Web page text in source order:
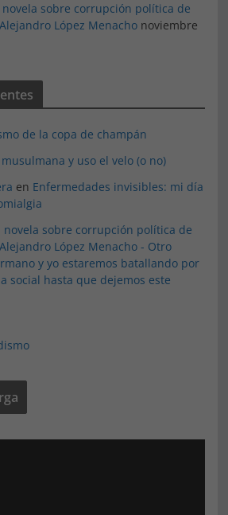
novela sobre corrupción política de
López Menacho noviembre
de la copa de champán
y uso el velo (o no)
en Enfermedades invisibles: mi día
novela sobre corrupción política de
López Menacho - Otro
y yo estaremos batallando por
social hasta que dejemos este